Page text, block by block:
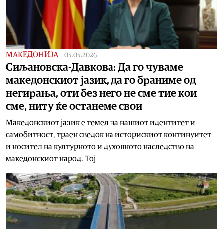
МАКЕДОНИЈА 05.05.2026
Сиљановска-Давкова: Да го чуваме
македонскиот јазик, да го браниме од
негирања, оти без него не сме тие кои
сме, ниту ќе останеме свои
Македонскиот јазик е темел на нашиот идентитет и
самобитност, траен сведок на историскиот континуитет
и носител на културното и духовното наследство на
македонскиот народ. Тој